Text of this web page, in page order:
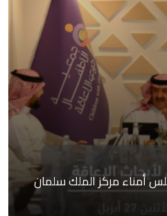
أمناء مركز الملك سلمان